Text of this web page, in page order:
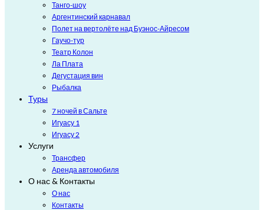
Танго-шоу
Аргентинский карнавал
Полет на вертолёте над Буэнос-Айресом
Гаучо-тур
Театр Колон
Ла Плата
Дегустация вин
Рыбалка
Туры
7 ночей в Сальте
Игуасу 1
Игуасу 2
Услуги
Трансфер
Аренда автомобиля
О нас & Контакты
О нас
Контакты